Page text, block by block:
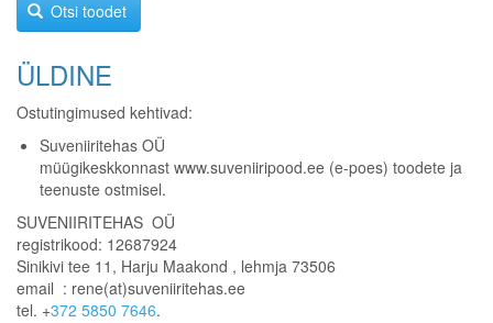
Otsi toodet
ÜLDINE
Ostutingimused kehtivad:
Suveniiritehas OÜ
müügikeskkonnast www.suveniiripood.ee (e-poes) toodete ja
teenuste ostmisel.
SUVENIIRITEHAS OÜ
registrikood: 12687924
Sinikivi tee 11, Harju Maakond , lehmja 73506
email : rene(at)suveniiritehas.ee
tel. +372 5850 7646.